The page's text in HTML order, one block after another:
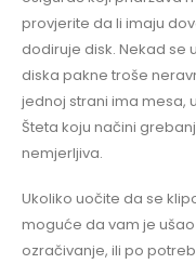
provjerite da li imaju
dodiruje disk. Nekad se
diska pakne troše
jednoj strani ima mesa,
Šteta koju načini
nemjerljiva.
Ukoliko uočite da se
moguće da vam je
ozračivanje, ili po